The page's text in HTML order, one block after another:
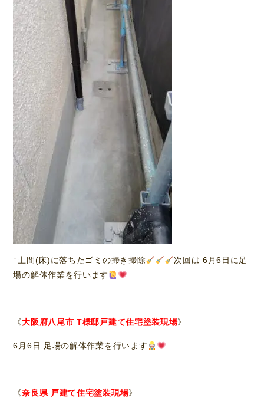
↑土間(床)に落ちたゴミの掃き掃除
次回は 6月6日に足
場の解体作業を行います
《大阪府八尾市 T様邸戸建て住宅塗装現場》
6月6日 足場の解体作業を行います
《奈良県 戸建て住宅塗装現場》